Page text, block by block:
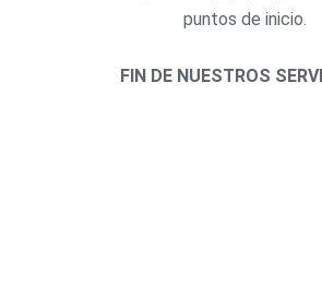
puntos de inicio.
FIN DE NUESTROS